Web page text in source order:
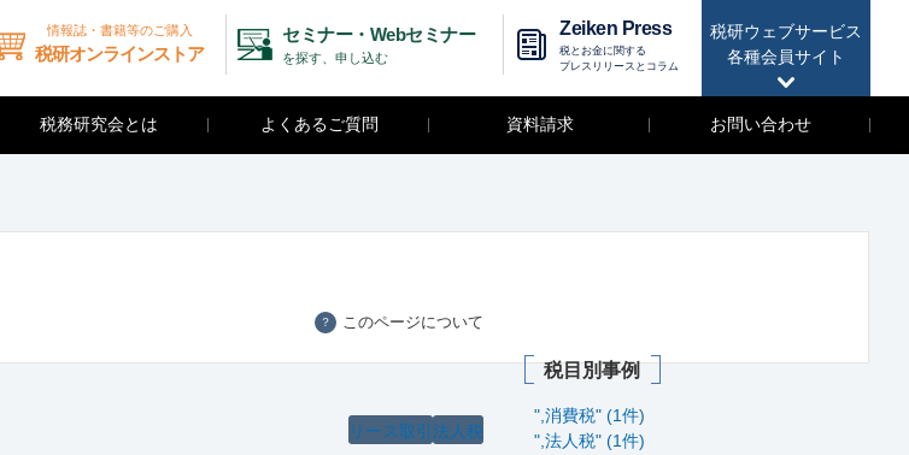
税研ウェブサービス
各種会員サイト
情報誌・書籍等のご購入
税研オンラインストア
セミナー・Webセミナー
を探す、申し込む
Zeiken Press
税とお金に関する
プレスリリースとコラム
税務研究会とは よくあるご質問 資料請求 お問い合わせ
？ このページについて
法人税
リース取引
税目別事例
",消費税" (1件)
",法人税" (1件)